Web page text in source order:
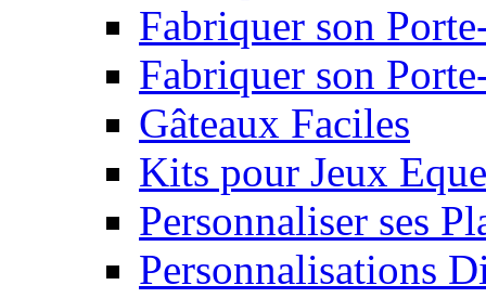
Fabriquer son
Fabriquer son
Gâteaux Faciles
Kits pour Jeux
Personnaliser ses
Personnalisations